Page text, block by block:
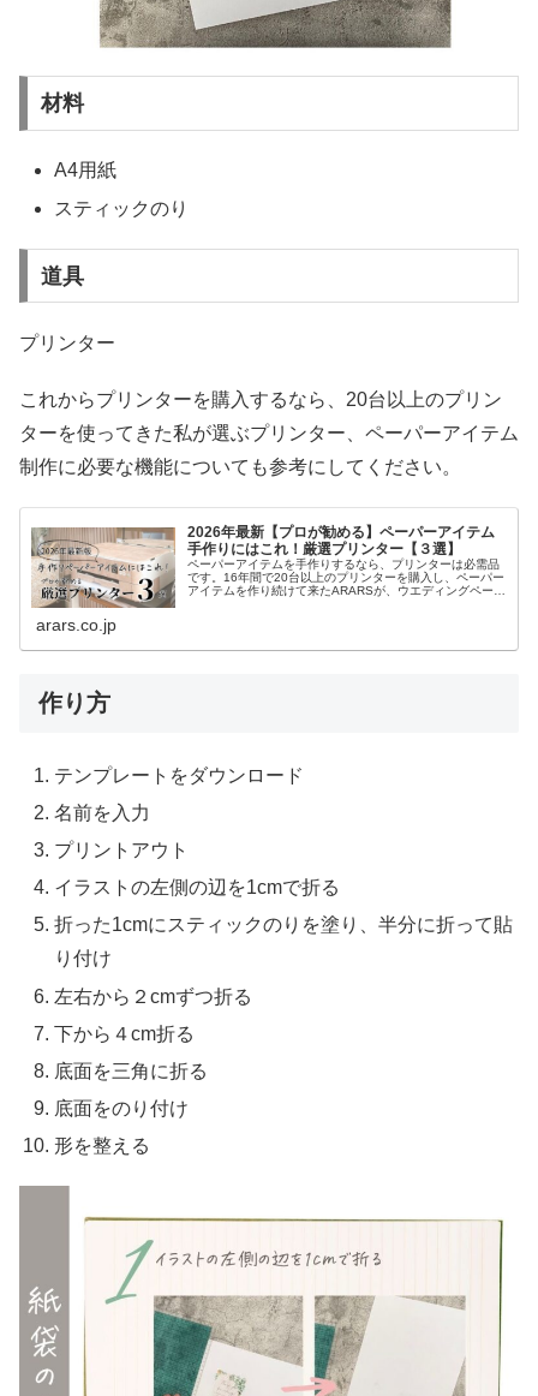
材料
A4用紙
スティックのり
道具
プリンター
これからプリンターを購入するなら、20台以上のプリン
ターを使ってきた私が選ぶプリンター、ペーパーアイテム
制作に必要な機能についても参考にしてください。
2026年最新【プロが勧める】ペーパーアイテム
手作りにはこれ！厳選プリンター【３選】
ペーパーアイテムを手作りするなら、プリンターは必需品
です。16年間で20台以上のプリンターを購入し、ペーパー
アイテムを作り続けて来たARARSが、ウエディングペーパ
arars.co.jp
作り方
テンプレートをダウンロード
名前を入力
プリントアウト
イラストの左側の辺を1cmで折る
折った1cmにスティックのりを塗り、半分に折って貼
り付け
左右から２cmずつ折る
下から４cm折る
底面を三角に折る
底面をのり付け
形を整える